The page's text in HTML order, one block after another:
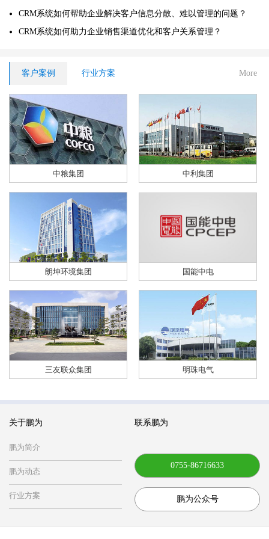
CRM系统如何帮助企业解决客户信息分散、难以管理的问题？
CRM系统如何助力企业销售渠道优化和客户关系管理？
客户案例 行业方案 More
中粮集团 中利集团
朗坤环境集团 国能中电
三友联众集团 明珠电气
关于鹏为
鹏为简介
鹏为动态
行业方案
联系鹏为
0755-86716633
鹏为公众号